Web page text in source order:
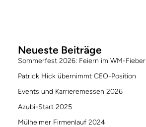
Neueste Beiträge
Sommerfest 2026: Feiern im WM-Fieber
Patrick Hick übernimmt CEO-Position
Events und Karrieremessen 2026
Azubi-Start 2025
Mülheimer Firmenlauf 2024